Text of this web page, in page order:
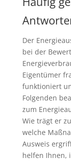
Der
bei der
Eigentümer
funktioniert
Folgenden
zum
Wie trägt er
welche
Ausweis
helfen Ihnen,